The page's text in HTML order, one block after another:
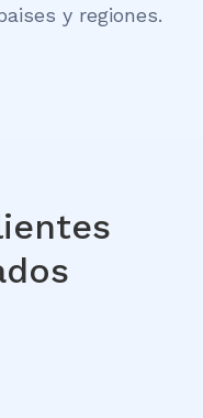
y regiones.